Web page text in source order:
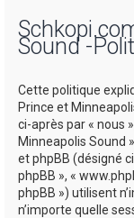
Sound -
Cette politique
Prince et
ci-après par « nous
Minneapolis Sound
et phpBB (désigné
phpBB », «
phpBB ») utilisent
n’importe quelle